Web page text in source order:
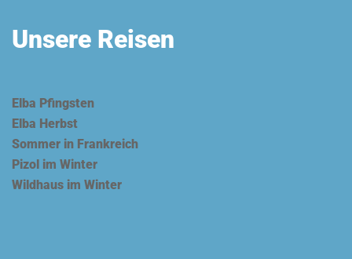
Unsere Reisen
Elba Pfingsten
Elba Herbst
Sommer in Frankreich
Pizol im Winter
Wildhaus im Winter